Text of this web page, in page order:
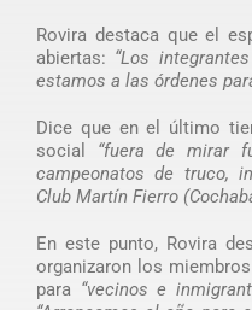
Rovira destaca que el
abiertas: “Los
estamos a las órdenes
Dice que en el último
social “fuera de mirar
campeonatos de truco,
Club Martín Fierro
En este punto, Rovira
organizaron los
para “vecinos e